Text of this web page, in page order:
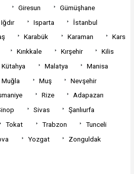
Giresun
Gümüşhane
Iğdır Isparta
İstanbul
Karabük Karaman
Kars
Kırıkkale Kırşehir
Kilis
Kütahya Malatya
Manisa
Muğla Muş
Nevşehir
Rize
Adapazarı
Sivas
Şanlıurfa
Tokat Trabzon
Tunceli
Yozgat
Zonguldak